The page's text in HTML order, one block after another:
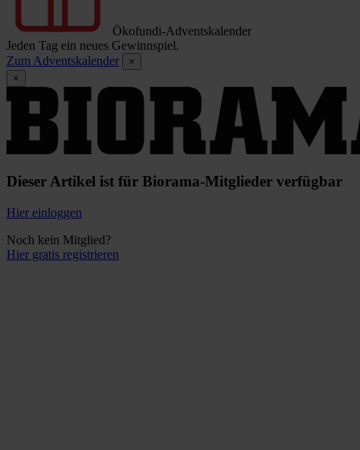
Ökofundi-Adventskalender
Jeden Tag ein neues Gewinnspiel.
Zum Adventskalender
×
×
Dieser Artikel ist für Biorama-Mitglieder verfügbar
Hier einloggen
Noch kein Mitglied?
Hier gratis registrieren